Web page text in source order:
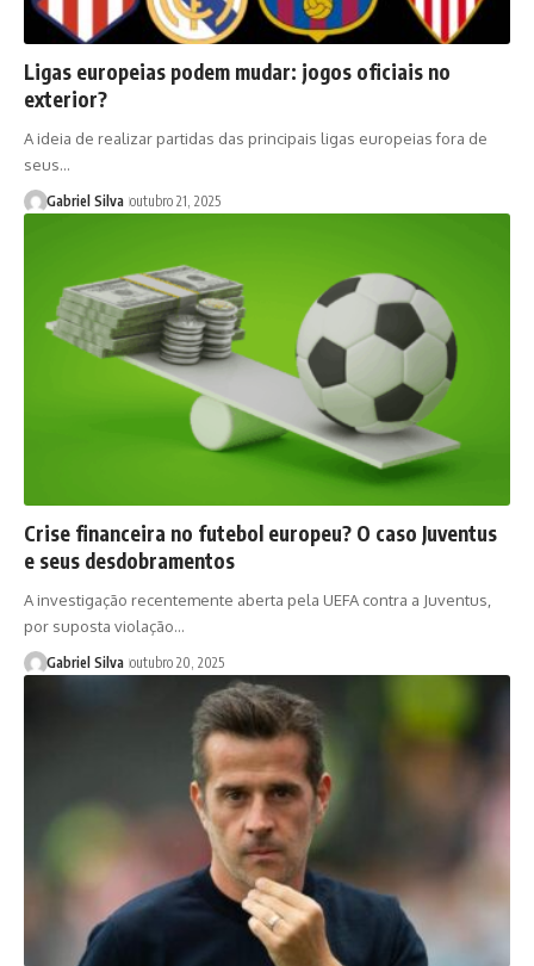
Ligas europeias podem mudar: jogos oficiais no
exterior?
A ideia de realizar partidas das principais ligas europeias fora de
seus…
Gabriel Silva outubro 21, 2025
Crise financeira no futebol europeu? O caso Juventus
e seus desdobramentos
A investigação recentemente aberta pela UEFA contra a Juventus,
por suposta violação…
Gabriel Silva outubro 20, 2025